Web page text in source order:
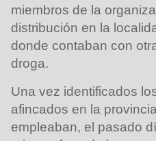
miembros de la
distribución en la
donde contaban con
droga.
Una vez identificados
afincados en la
empleaban, el pasado